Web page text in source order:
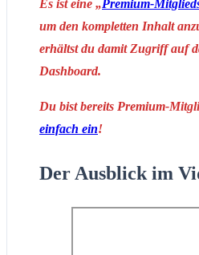
Es ist eine „Premium-
um den kompletten Inhalt
erhältst du damit Zugriff auf
Dashboard.
Du bist bereits Premium-
einfach ein!
Der Ausblick im